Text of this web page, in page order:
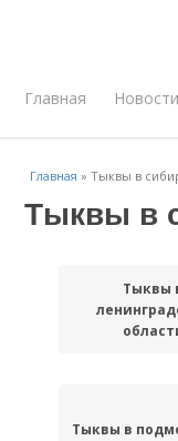
Главная Новости
Главная »Тыквы в
Тыквы в
Тыквы
Тыквы в